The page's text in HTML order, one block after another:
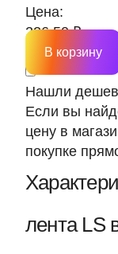
Цена:
226.50 ₽
В корзину
Нашли
Если вы
цену в
покупке
лента LS